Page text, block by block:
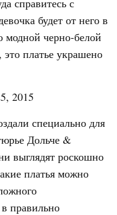
справитесь с
будет от него в
черно-белой
это платье украшено
2015
специально для
Дольче &
выглядят роскошно
платья можно
правильно